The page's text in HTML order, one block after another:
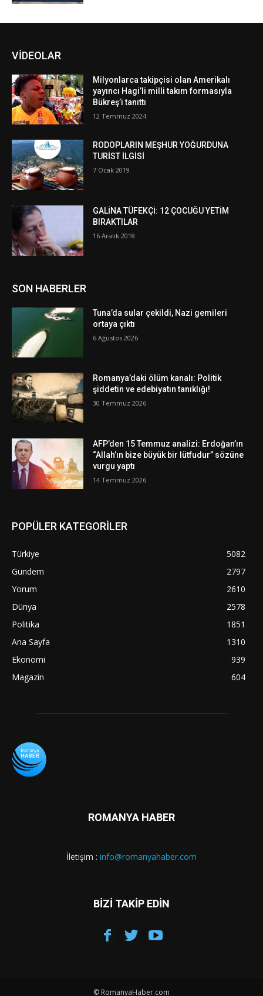
VİDEOLAR
Milyonlarca takipçisi olan Amerikalı
yayıncı Hagi’li milli takım formasıyla
Bükreş’i tanıttı
12 Temmuz 2024
RODOPLARIN MEŞHUR YOĞURDUNA
TURİST İLGİSİ
7 Ocak 2019
GALİNA TÜFEKÇİ: 12 ÇOCUĞU YETİM
BIRAKTILAR
16 Aralık 2018
SON HABERLER
Tuna’da sular çekildi, Nazi gemileri
ortaya çıktı
6 Ağustos 2026
Romanya’daki ölüm kanalı: Politik
şiddetin ve edebiyatın tanıklığı!
30 Temmuz 2026
AFP’den 15 Temmuz analizi: Erdoğan’ın
“Allah’ın bize büyük bir lütfudur” sözüne
vurgu yaptı
14 Temmuz 2026
POPÜLER KATEGORİLER
Türkiye
5082
Gündem
2797
Yorum
2610
Dünya
2578
Politika
1851
Ana Sayfa
1310
Ekonomi
939
Magazin
604
ROMANYA HABER
İletişim : info@romanyahaber.com
BİZİ TAKİP EDİN
© RomanyaHaber.com